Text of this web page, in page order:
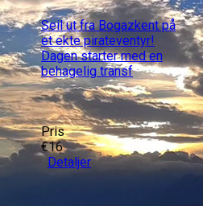
Seil ut fra Bogazkent på
et ekte pirateventyr!
Dagen starter med en
behagelig transf
Pris
€16
Detaljer